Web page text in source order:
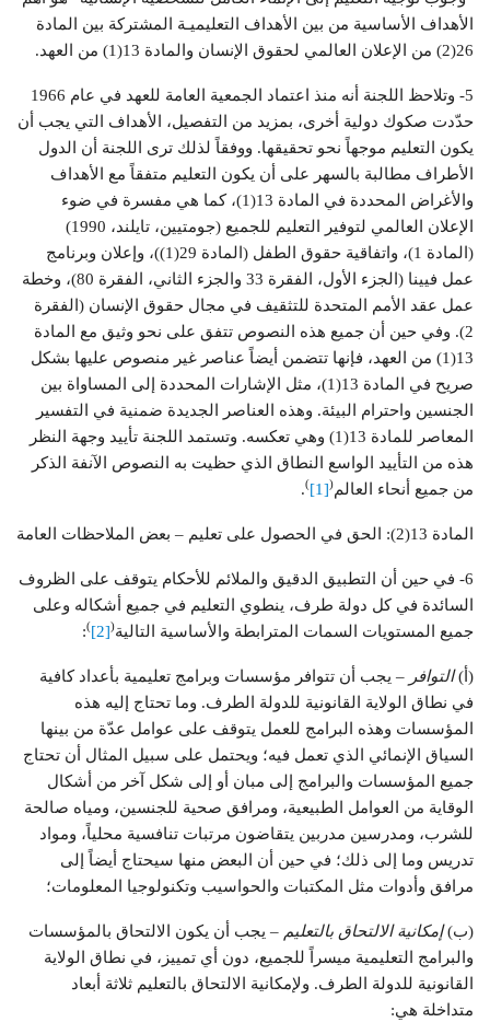
الأهداف الأساسية من بين الأهداف التعليميـة المشتركة بين المادة
26(2) من الإعلان العالمي لحقوق الإنسان والمادة 13(1) من العهد.
5- وتلاحظ اللجنة أنه منذ اعتماد الجمعية العامة للعهد في عام 1966
حدّدت صكوك دولية أخرى، بمزيد من التفصيل، الأهداف التي يجب أن
يكون التعليم موجهاً نحو تحقيقها. ووفقاً لذلك ترى اللجنة أن الدول
الأطراف مطالبة بالسهر على أن يكون التعليم متفقاً مع الأهداف
والأغراض المحددة في المادة 13(1)، كما هي مفسرة في ضوء
الإعلان العالمي لتوفير التعليم للجميع (جومتيين، تايلند، 1990)
(المادة 1)، واتفاقية حقوق الطفل (المادة 29(1))، وإعلان وبرنامج
عمل فيينا (الجزء الأول، الفقرة 33 والجزء الثاني، الفقرة 80)، وخطة
عمل عقد الأمم المتحدة للتثقيف في مجال حقوق الإنسان (الفقرة
2). وفي حين أن جميع هذه النصوص تتفق على نحو وثيق مع المادة
13(1) من العهد، فإنها تتضمن أيضاً عناصر غير منصوص عليها بشكل
صريح في المادة 13(1)، مثل الإشارات المحددة إلى المساواة بين
الجنسين واحترام البيئة. وهذه العناصر الجديدة ضمنية في التفسير
المعاصر للمادة 13(1) وهي تعكسه. وتستمد اللجنة تأييد وجهة النظر
هذه من التأييد الواسع النطاق الذي حظيت به النصوص الآنفة الذكر
من جميع أنحاء العالم(
[1]
)
.
المادة 13(2): الحق في الحصول على تعليم – بعض الملاحظات العامة
6- في حين أن التطبيق الدقيق والملائم للأحكام يتوقف على الظروف
السائدة في كل دولة طرف، ينطوي التعليم في جميع أشكاله وعلى
جميع المستويات السمات المترابطة والأساسية التالية(
[2]
)
:
(أ)التوافر – يجب أن تتوافر مؤسسات وبرامج تعليمية بأعداد كافية
في نطاق الولاية القانونية للدولة الطرف. وما تحتاج إليه هذه
المؤسسات وهذه البرامج للعمل يتوقف على عوامل عدّة من بينها
السياق الإنمائي الذي تعمل فيه؛ ويحتمل على سبيل المثال أن تحتاج
جميع المؤسسات والبرامج إلى مبان أو إلى شكل آخر من أشكال
الوقاية من العوامل الطبيعية، ومرافق صحية للجنسين، ومياه صالحة
للشرب، ومدرسين مدربين يتقاضون مرتبات تنافسية محلياً، ومواد
تدريس وما إلى ذلك؛ في حين أن البعض منها سيحتاج أيضاً إلى
مرافق وأدوات مثل المكتبات والحواسيب وتكنولوجيا المعلومات؛
(ب)إمكانية الالتحاق بالتعليم – يجب أن يكون الالتحاق بالمؤسسات
والبرامج التعليمية ميسراً للجميع، دون أي تمييز، في نطاق الولاية
القانونية للدولة الطرف. ولإمكانية الالتحاق بالتعليم ثلاثة أبعاد
متداخلة هي: